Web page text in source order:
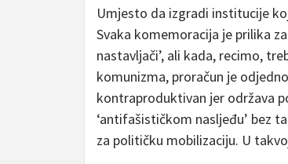
Umjesto da izgradi institucije
Svaka komemoracija je prilika
nastavljači’, ali kada, recimo,
komunizma, proračun je
kontraproduktivan jer održava
‘antifašističkom nasljeđu’ bez
za političku mobilizaciju. U